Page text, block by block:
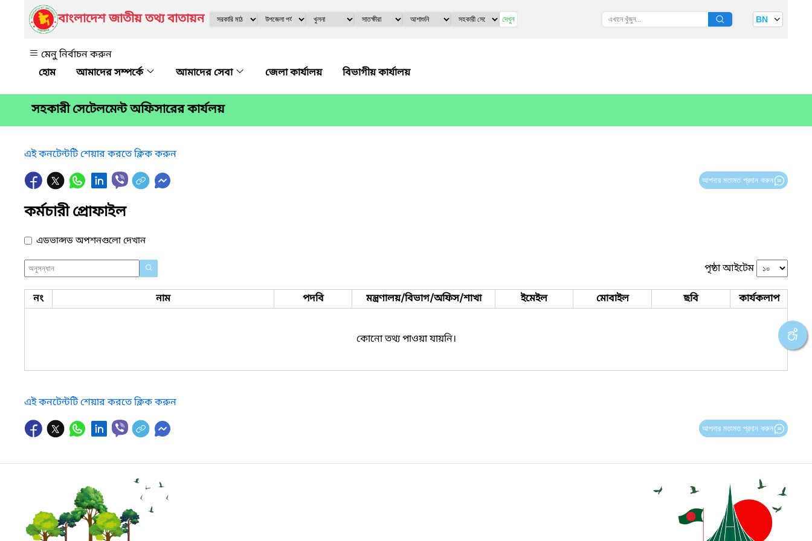
বাংলাদেশ জাতীয় তথ্য বাতায়ন দেখুন BN
মেনু নির্বাচন করুন
আমাদের সম্পর্কে
আমাদের সেবা জেলা কার্যালয় বিভাগীয় কার্যালয়
সহকারী সেটেলমেন্ট অফিসারের কার্যলয়
এই কনটেন্টটি শেয়ার করতে ক্লিক করুন
আপনার মতামত প্রদান করুন
কর্মচারী প্রোফাইল
এডভান্সড অপশনগুলো দেখান
পৃষ্ঠা আইটেম
নং নাম পদবি মন্ত্রণালয়/বিভাগ/অফিস/শাখা ইমেইল মোবাইল ছবি কার্যকলাপ
কোনো তথ্য পাওয়া যায়নি।
এই কনটেন্টটি শেয়ার করতে ক্লিক করুন
আপনার মতামত প্রদান করুন